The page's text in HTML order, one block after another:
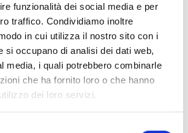
funzionalità dei social media e per
traffico. Condividiamo inoltre
in cui utilizza il nostro sito con i
si occupano di analisi dei dati web,
media, i quali potrebbero combinarle
che ha fornito loro o che hanno
dei loro servizi.
richiesta di contributo per la
un solo progetto.
complessiva ammonta